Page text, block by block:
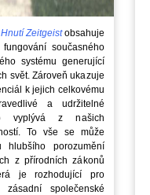
Zeitgeistobsahuje
současného
systému generující
svět. Zároveň ukazuje
k jejich celkovému
a udržitelné
vyplývá z našich
To vše se může
hlubšího porozumění
z přírodních zákonů
je rozhodující pro
společenské